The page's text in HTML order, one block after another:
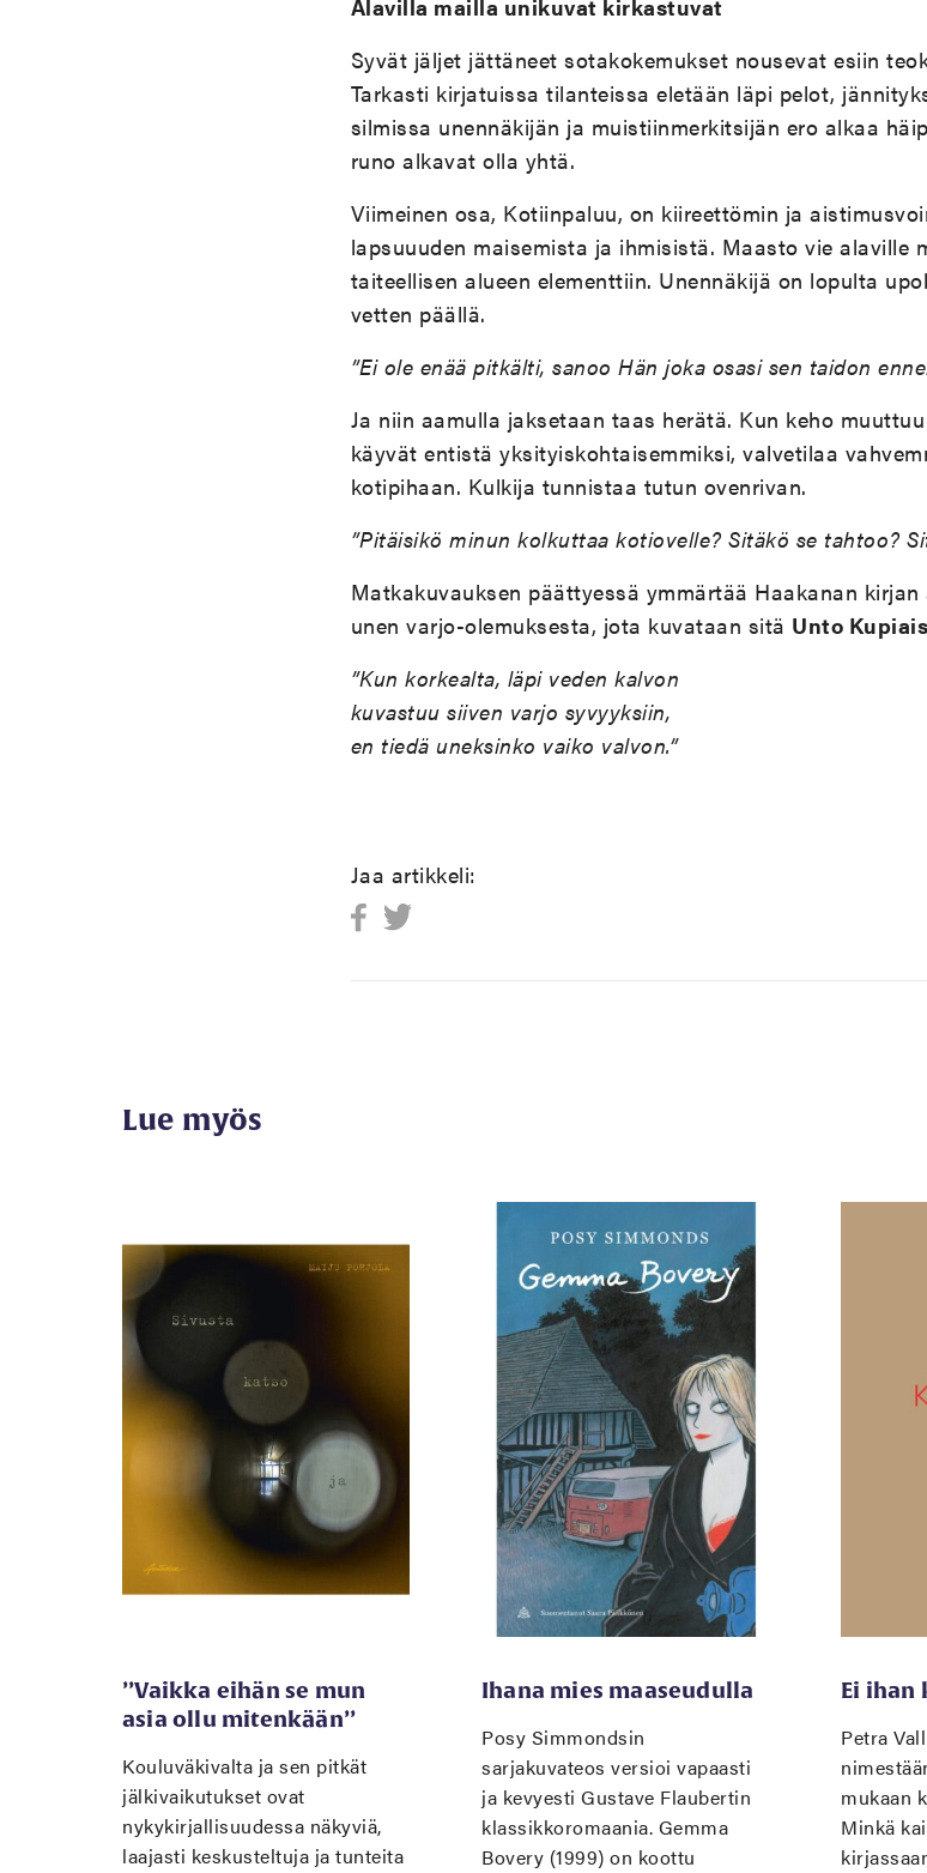
Alavilla mailla unikuvat kirkastuvat
Syvät jäljet jättäneet sotakokemukset nousevat esiin
Tarkasti kirjatuissa tilanteissa eletään läpi pelot,
silmissa unennäkijän ja muistiinmerkitsijän ero alkaa
runo alkavat olla yhtä.
Viimeinen osa, Kotiinpaluu, on kiireettömin ja
lapsuuuden maisemista ja ihmisistä. Maasto vie alaville
taiteellisen alueen elementtiin. Unennäkijä on lopulta
vetten päällä.
”Ei ole enää pitkälti, sanoo Hän joka osasi sen taidon
Ja niin aamulla jaksetaan taas herätä. Kun keho
käyvät entistä yksityiskohtaisemmiksi, valvetilaa
kotipihaan. Kulkija tunnistaa tutun ovenrivan.
”Pitäisikö minun kolkuttaa kotiovelle? Sitäkö se tahtoo?
Matkakuvauksen päättyessä ymmärtää Haakanan
unen varjo-olemuksesta, jota kuvataan sitä Unto
”Kun korkealta, läpi veden kalvon
kuvastuu siiven varjo syvyyksiin,
en tiedä uneksinko vaiko valvon.”
Jaa artikkeli:
Lue myös
’’Vaikka eihän se mun
asia ollu mitenkään’’
Kouluväkivalta ja sen pitkät
jälkivaikutukset ovat
nykykirjallisuudessa näkyviä,
laajasti keskusteltuja ja tunteita
Ihana mies maaseudulla
Posy Simmondsin
sarjakuvateos versioi vapaasti
ja kevyesti Gustave Flaubertin
klassikkoromaania. Gemma
Bovery (1999) on koottu
Ei ihan
Petra
mukaan
Minkä